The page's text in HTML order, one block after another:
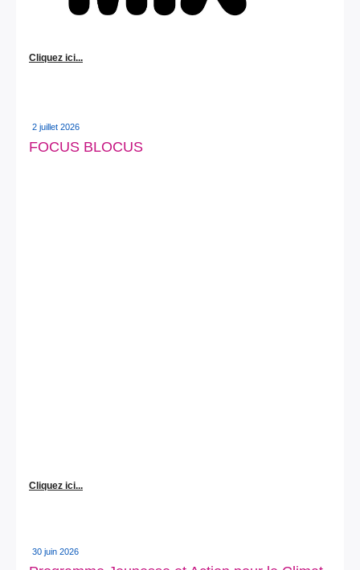
Cliquez ici...
2 juillet 2026
FOCUS BLOCUS
Cliquez ici...
30 juin 2026